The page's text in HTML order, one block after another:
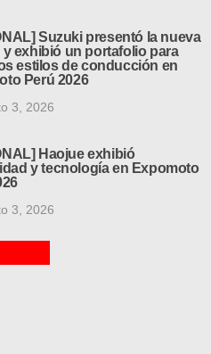
Suzuki presentó la nueva
y exhibió un portafolio para
estilos de conducción en
Perú 2026
3, 2026
Haojue exhibió
y tecnología en Expomoto
3, 2026